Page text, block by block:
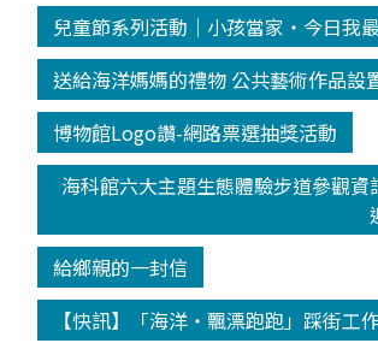
兒童節系列活動│小孩當家‧今日我
送給海洋媽媽的禮物 公共藝術作品設
博物館Logo讚-網路票選抽獎活動
海科館六大主題生態體驗步道參觀資
給鄉親的一封信
【快訊】「海洋‧飄漂跑跑」踩街工